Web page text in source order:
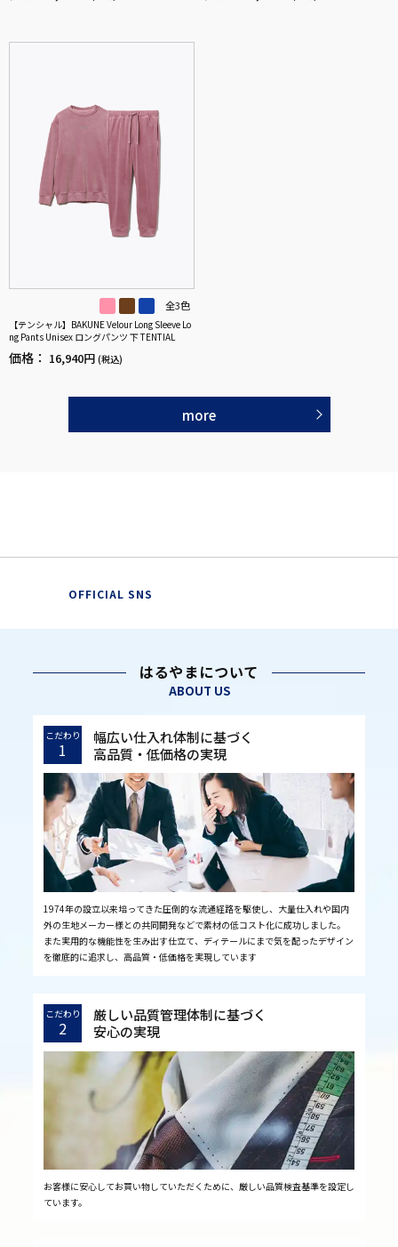
全3色
【テンシャル】BAKUNE Velour Long Sleeve Lo
ng Pants Unisex ロングパンツ 下 TENTIAL
価格： 16,940円 (税込)
more
OFFICIAL SNS
はるやまについて
ABOUT US
こだわり
1
幅広い仕入れ体制に基づく
高品質・低価格の実現
1974年の設立以来培ってきた圧倒的な流通経路を駆使し、大量仕入れや国内
外の生地メーカー様との共同開発などで素材の低コスト化に成功しました。
また実用的な機能性を生み出す仕立て、ディテールにまで気を配ったデザイン
を徹底的に追求し、高品質・低価格を実現しています
こだわり
2
厳しい品質管理体制に基づく
安心の実現
お客様に安心してお買い物していただくために、厳しい品質検査基準を設定し
ています。